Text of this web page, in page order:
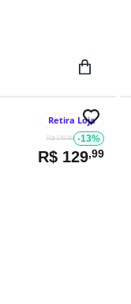
Retira Loja
R$ 149,99 -13%
R$ 129,99